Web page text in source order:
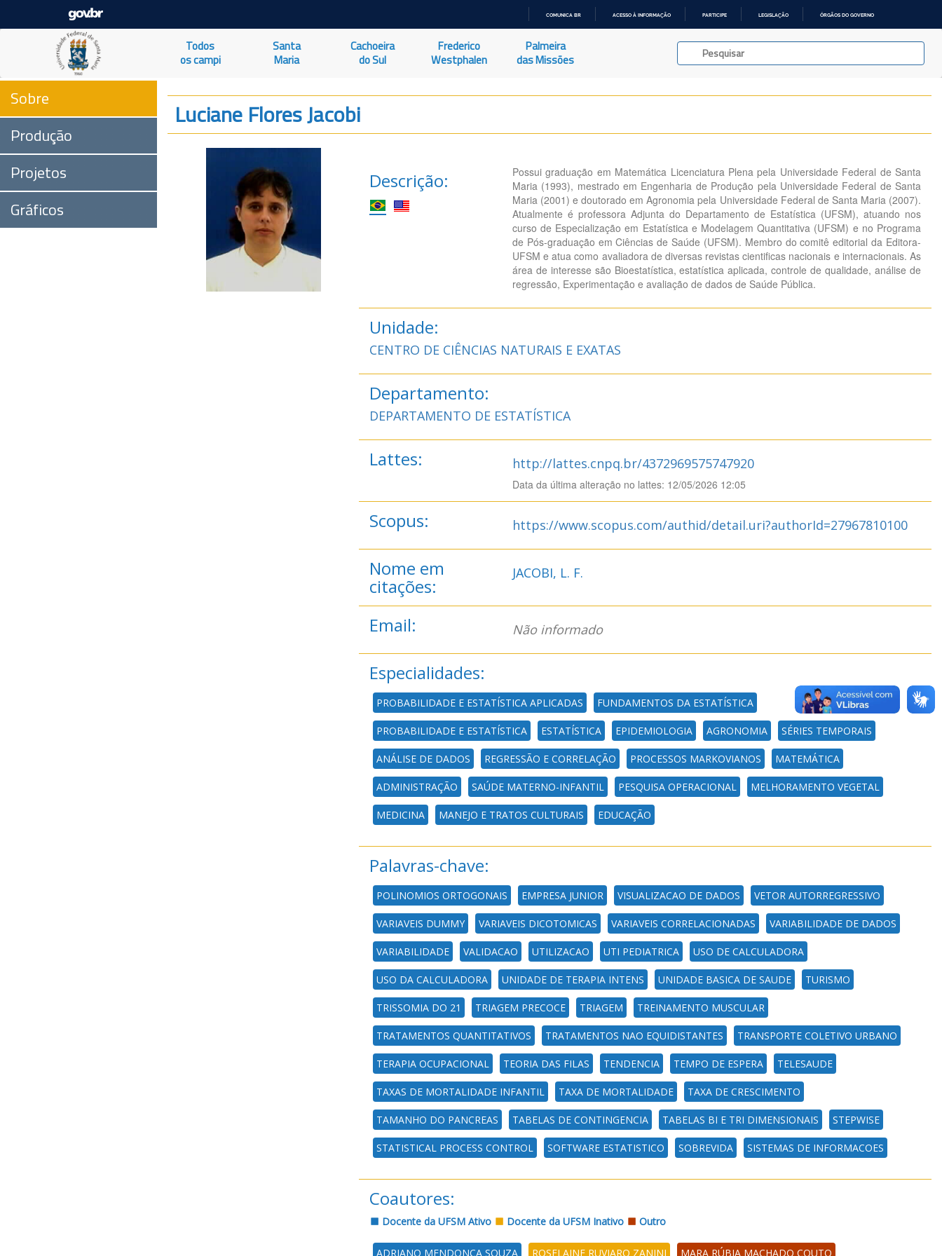
O
COMUNICA BR ACESSO À INFORMAÇÃO PARTICIPE LEGISLAÇÃO ÓRGÃOS DO GOVERNO
Todos
os campi
Santa
Maria
Cachoeira
do Sul
Frederico
Westphalen
Palmeira
das Missões
Sobre
Produção
Projetos
Gráficos
Luciane Flores Jacobi
Descrição:
Possui graduação em Matemática Licenciatura Plena pela Universidade Federal de Santa
Maria (1993), mestrado em Engenharia de Produção pela Universidade Federal de Santa
Maria (2001) e doutorado em Agronomia pela Universidade Federal de Santa Maria (2007).
Atualmente é professora Adjunta do Departamento de Estatística (UFSM), atuando nos
curso de Especialização em Estatística e Modelagem Quantitativa (UFSM) e no Programa
de Pós-graduação em Ciências de Saúde (UFSM). Membro do comitê editorial da Editora-
UFSM e atua como avaliadora de diversas revistas cientificas nacionais e internacionais. As
área de interesse são Bioestatística, estatística aplicada, controle de qualidade, análise de
regressão, Experimentação e avaliação de dados de Saúde Pública.
Unidade:
CENTRO DE CIÊNCIAS NATURAIS E EXATAS
Departamento:
DEPARTAMENTO DE ESTATÍSTICA
Lattes: http://lattes.cnpq.br/4372969575747920
Data da última alteração no lattes: 12/05/2026 12:05
Scopus: https://www.scopus.com/authid/detail.uri?authorId=27967810100
Nome em
citações:
JACOBI, L. F.
Email: Não informado
Especialidades:
PROBABILIDADE E ESTATÍSTICA APLICADAS FUNDAMENTOS DA ESTATÍSTICA
PROBABILIDADE E ESTATÍSTICA ESTATÍSTICA EPIDEMIOLOGIA AGRONOMIA SÉRIES TEMPORAIS
ANÁLISE DE DADOS REGRESSÃO E CORRELAÇÃO PROCESSOS MARKOVIANOS MATEMÁTICA
ADMINISTRAÇÃO SAÚDE MATERNO-INFANTIL PESQUISA OPERACIONAL MELHORAMENTO VEGETAL
MEDICINA MANEJO E TRATOS CULTURAIS EDUCAÇÃO
Palavras-chave:
POLINOMIOS ORTOGONAIS EMPRESA JUNIOR VISUALIZACAO DE DADOS VETOR AUTORREGRESSIVO
VARIAVEIS DUMMY VARIAVEIS DICOTOMICAS VARIAVEIS CORRELACIONADAS VARIABILIDADE DE DADOS
VARIABILIDADE VALIDACAO UTILIZACAO UTI PEDIATRICA USO DE CALCULADORA
USO DA CALCULADORA UNIDADE DE TERAPIA INTENS UNIDADE BASICA DE SAUDE TURISMO
TRISSOMIA DO 21 TRIAGEM PRECOCE TRIAGEM TREINAMENTO MUSCULAR
TRATAMENTOS QUANTITATIVOS TRATAMENTOS NAO EQUIDISTANTES TRANSPORTE COLETIVO URBANO
TERAPIA OCUPACIONAL TEORIA DAS FILAS TENDENCIA TEMPO DE ESPERA TELESAUDE
TAXAS DE MORTALIDADE INFANTIL TAXA DE MORTALIDADE TAXA DE CRESCIMENTO
TAMANHO DO PANCREAS TABELAS DE CONTINGENCIA TABELAS BI E TRI DIMENSIONAIS STEPWISE
STATISTICAL PROCESS CONTROL SOFTWARE ESTATISTICO SOBREVIDA SISTEMAS DE INFORMACOES
Coautores:
Docente da UFSM Ativo Docente da UFSM Inativo Outro
ADRIANO MENDONCA SOUZA ROSELAINE RUVIARO ZANINI MARA RÚBIA MACHADO COUTO